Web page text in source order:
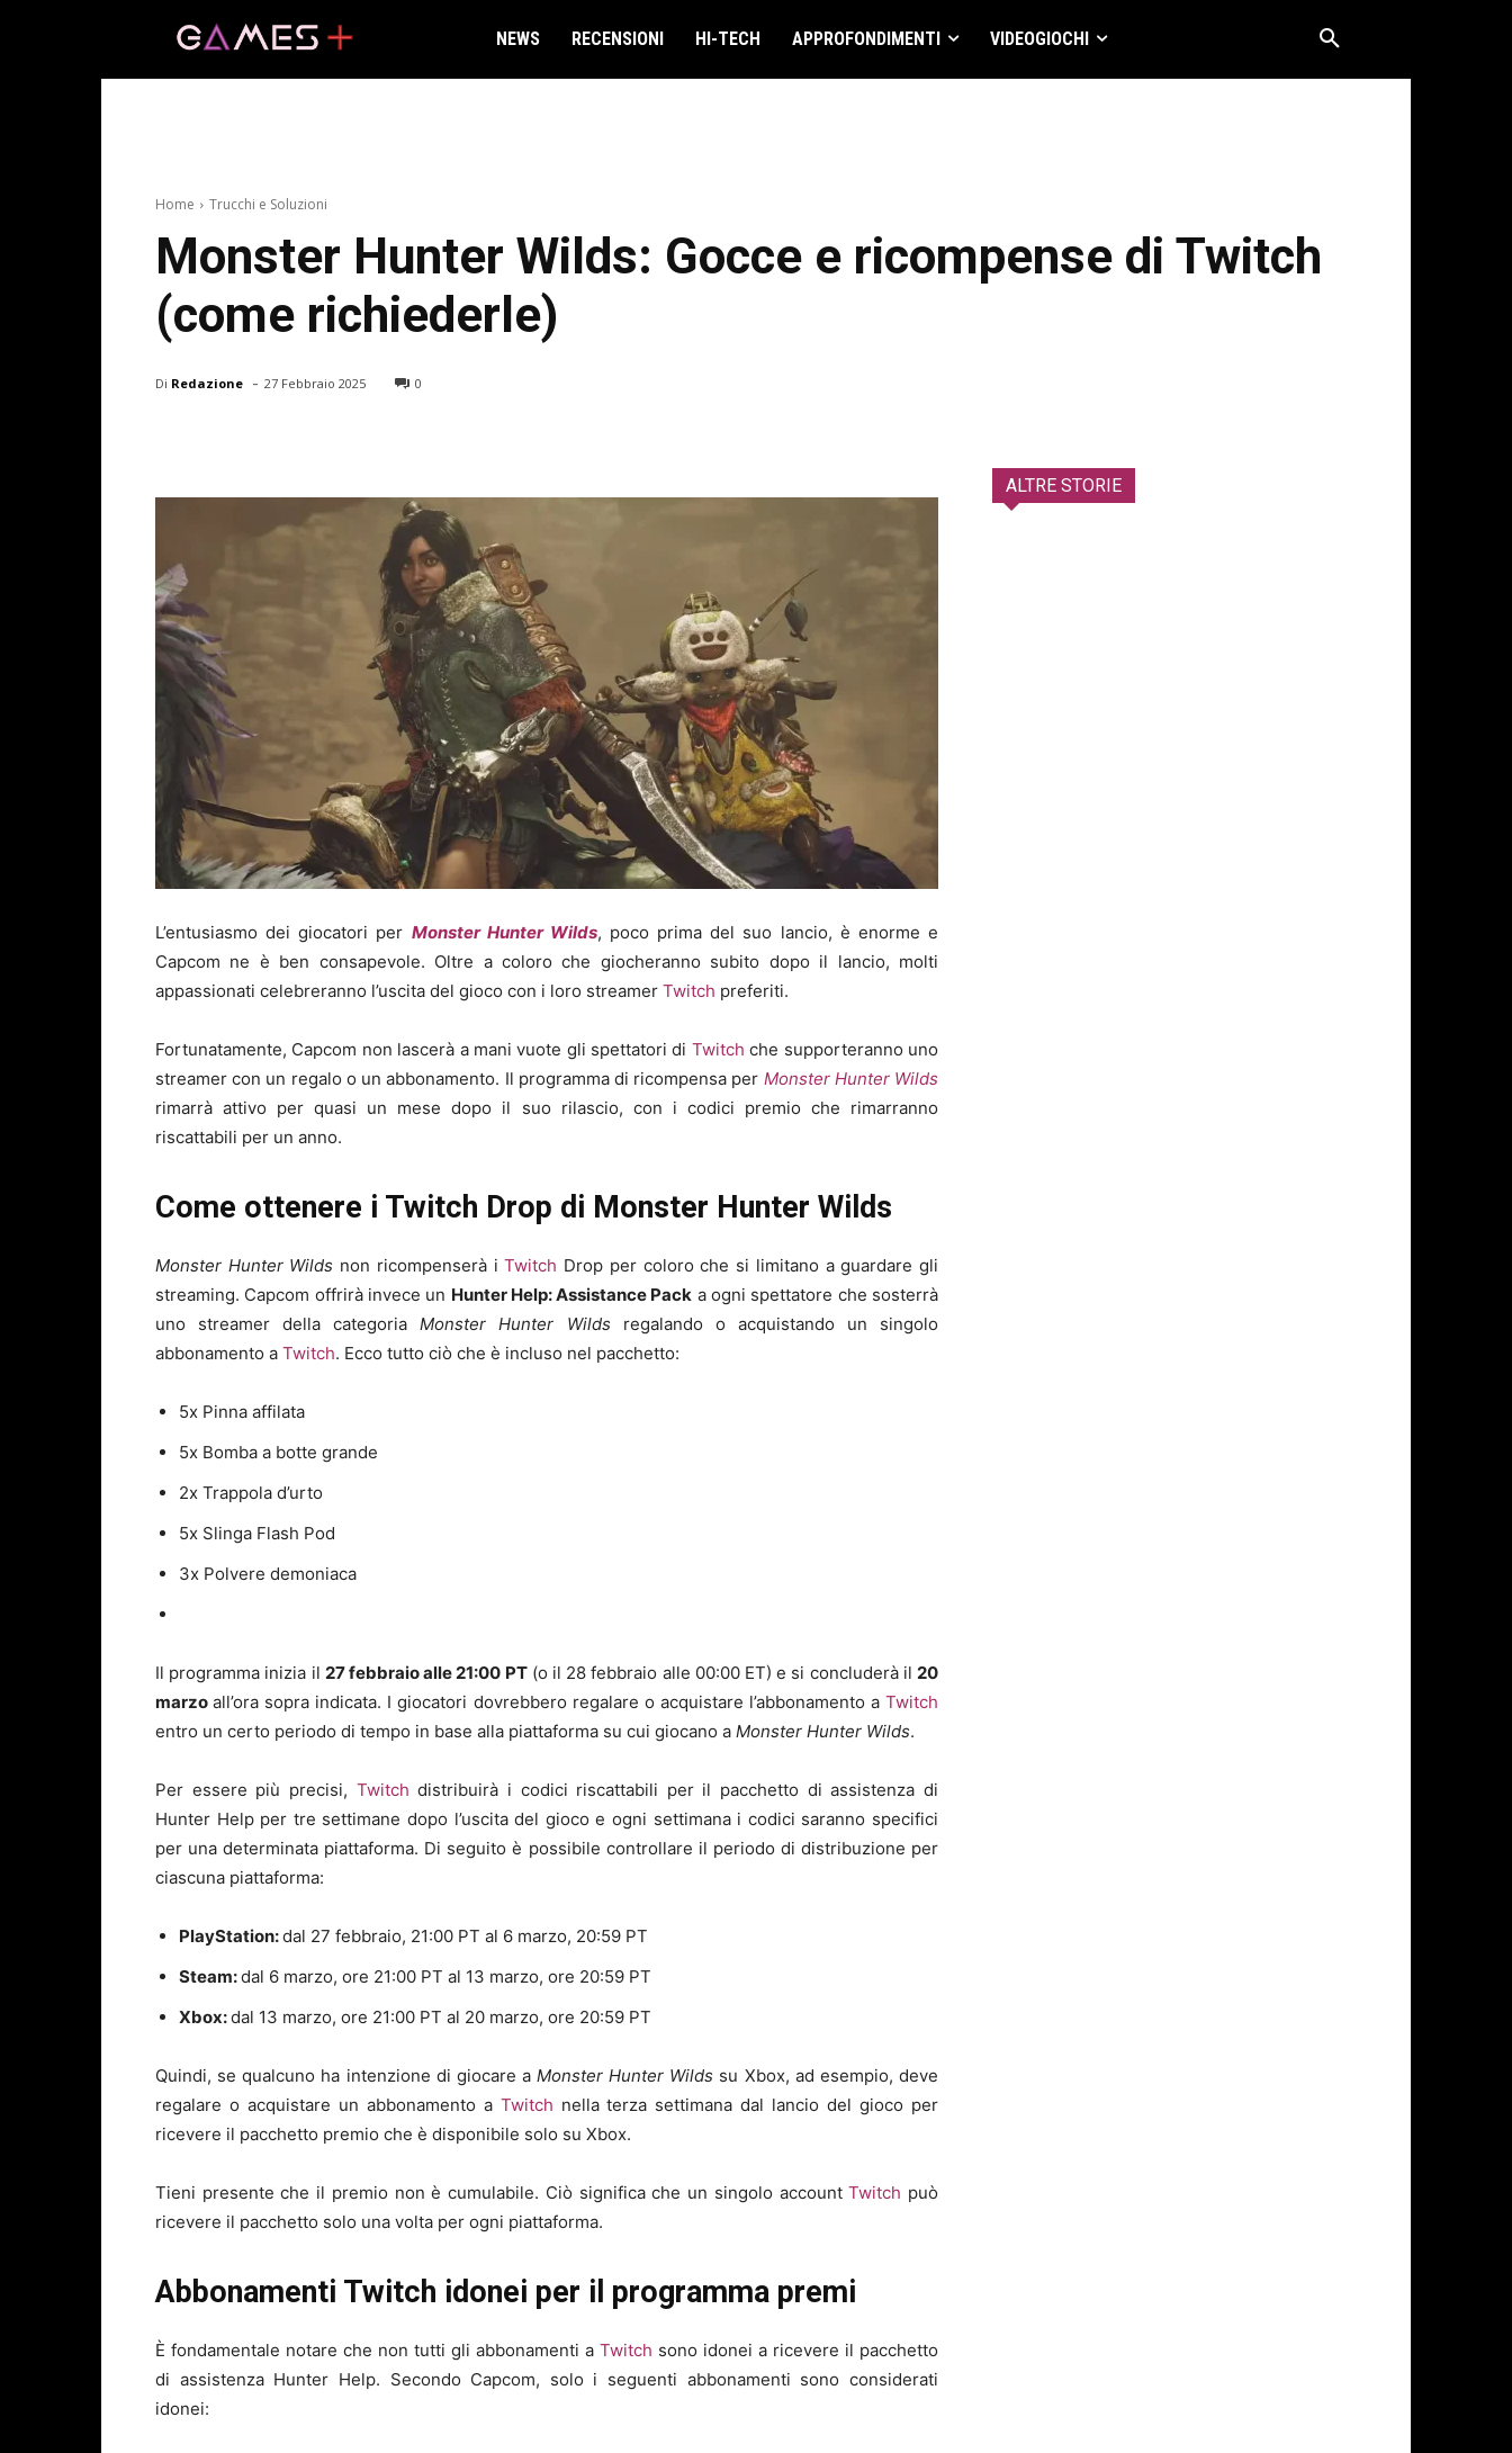
NEWS RECENSIONI HI-TECH APPROFONDIMENTI VIDEOGIOCHI
Home Trucchi e Soluzioni
Monster Hunter Wilds: Gocce e ricompense di Twitch
(come richiederle)
Di Redazione - 27 Febbraio 2025 0
L’entusiasmo dei giocatori per Monster Hunter Wilds, poco prima del suo lancio, è enorme e
Capcom ne è ben consapevole. Oltre a coloro che giocheranno subito dopo il lancio, molti
appassionati celebreranno l’uscita del gioco con i loro streamer Twitch preferiti.
Fortunatamente, Capcom non lascerà a mani vuote gli spettatori di Twitch che supporteranno uno
streamer con un regalo o un abbonamento. Il programma di ricompensa per Monster Hunter Wilds
rimarrà attivo per quasi un mese dopo il suo rilascio, con i codici premio che rimarranno
riscattabili per un anno.
Come ottenere i Twitch Drop di Monster Hunter Wilds
Monster Hunter Wilds non ricompenserà iTwitch Drop per coloro che si limitano a guardare gli
streaming. Capcom offrirà invece un Hunter Help: Assistance Pack a ogni spettatore che sosterrà
uno streamer della categoriaMonster Hunter Wilds regalando o acquistando un singolo
abbonamento a Twitch. Ecco tutto ciò che è incluso nel pacchetto:
5x Pinna affilata
5x Bomba a botte grande
2x Trappola d’urto
5x Slinga Flash Pod
3x Polvere demoniaca
Il programma inizia il 27 febbraio alle 21:00 PT(o il 28 febbraio alle 00:00 ET) e si concluderà il20
marzoall’ora sopra indicata. I giocatori dovrebbero regalare o acquistare l’abbonamento aTwitch
entro un certo periodo di tempo in base alla piattaforma su cui giocano a Monster Hunter Wilds.
Per essere più precisi, Twitch distribuirà i codici riscattabili per il pacchetto di assistenza di
Hunter Help per tre settimane dopo l’uscita del gioco e ogni settimana i codici saranno specifici
per una determinata piattaforma. Di seguito è possibile controllare il periodo di distribuzione per
ciascuna piattaforma:
PlayStation:dal 27 febbraio, 21:00 PT al 6 marzo, 20:59 PT
Steam:dal 6 marzo, ore 21:00 PT al 13 marzo, ore 20:59 PT
Xbox:dal 13 marzo, ore 21:00 PT al 20 marzo, ore 20:59 PT
Quindi, se qualcuno ha intenzione di giocare aMonster Hunter Wilds su Xbox, ad esempio, deve
regalare o acquistare un abbonamento a Twitch nella terza settimana dal lancio del gioco per
ricevere il pacchetto premio che è disponibile solo su Xbox.
Tieni presente che il premio non è cumulabile. Ciò significa che un singolo accountTwitch può
ricevere il pacchetto solo una volta per ogni piattaforma.
Abbonamenti Twitch idonei per il programma premi
È fondamentale notare che non tutti gli abbonamenti a Twitch sono idonei a ricevere il pacchetto
di assistenza Hunter Help. Secondo Capcom, solo i seguenti abbonamenti sono considerati
idonei:
ALTRE STORIE